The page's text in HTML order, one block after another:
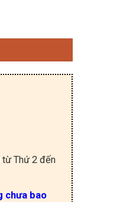
từ Thứ 2 đến
chưa bao